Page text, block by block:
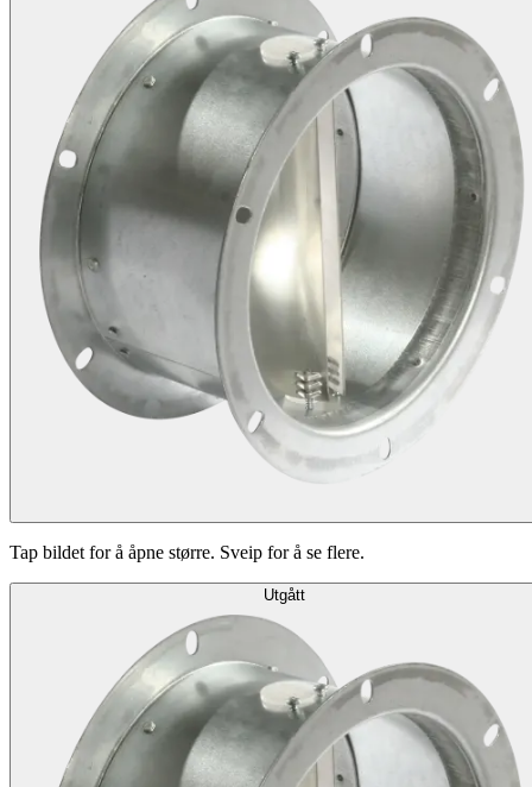
Tap bildet for å åpne større. Sveip for å se flere.
Utgått